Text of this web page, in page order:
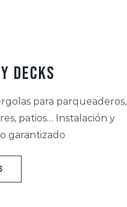
Decks
para parqueaderos,
patios… Instalación y
garantizado